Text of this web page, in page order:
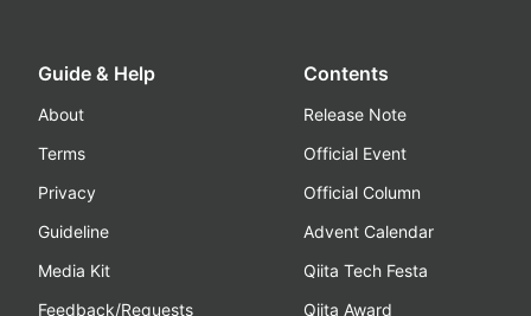
Guide & Help
About
Terms
Privacy
Guideline
Media Kit
Feedback/Requests
Contents
Release Note
Official Event
Official Column
Advent Calendar
Qiita Tech Festa
Qiita Award